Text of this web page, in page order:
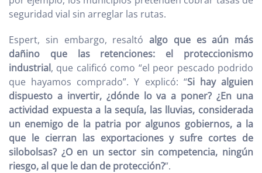
seguridad vial sin arreglar las rutas.
Espert, sin embargo, resaltó algo que es aún más
dañino que las retenciones: el proteccionismo
industrial, que calificó como “el peor pescado podrido
que hayamos comprado”. Y explicó: “Si hay alguien
dispuesto a invertir, ¿dónde lo va a poner? ¿En una
actividad expuesta a la sequía, las lluvias, considerada
un enemigo de la patria por algunos gobiernos, a la
que le cierran las exportaciones y sufre cortes de
silobolsas? ¿O en un sector sin competencia, ningún
riesgo, al que le dan de protección?”.